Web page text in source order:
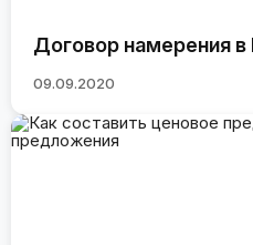
Договор намерения в
09.09.2020